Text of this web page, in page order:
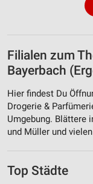
Filialen zum
Bayerbach
Hier findest Du
Drogerie &
Umgebung. Blättere
und Müller und
Top Städte